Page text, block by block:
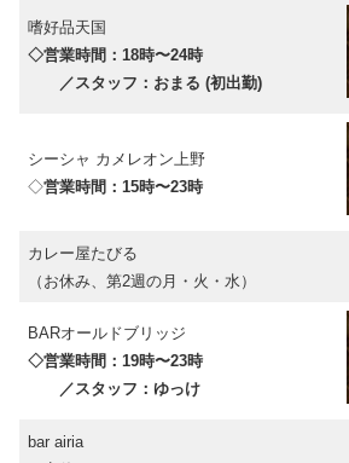
嗜好品天国
◇営業時間：18時〜24時
／スタッフ：おまる (初出勤)
シーシャ カメレオン上野
◇営業時間：15時〜23時
カレー屋たびる
（お休み、第2週の月・火・水）
BARオールドブリッジ
◇営業時間：19時〜23時
／スタッフ：ゆっけ
bar airia